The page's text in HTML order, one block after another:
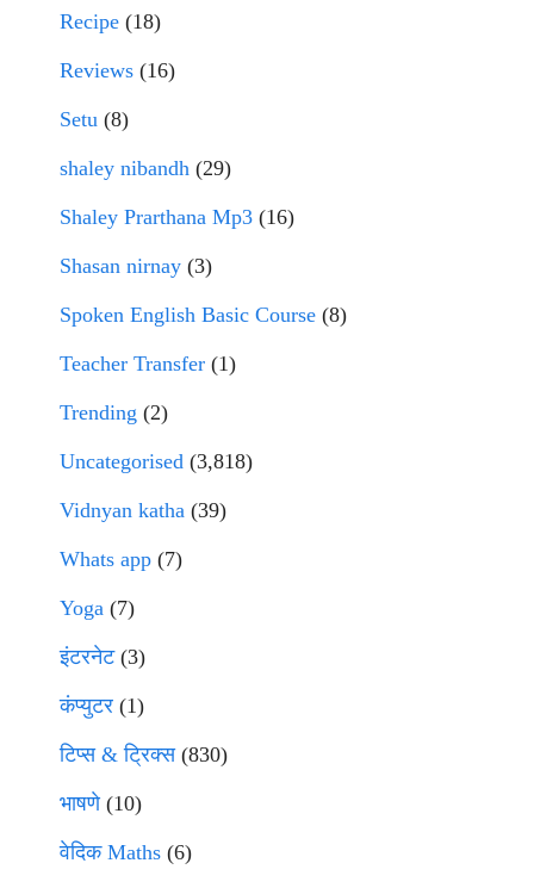
Recipe (18)
Reviews (16)
Setu (8)
shaley nibandh (29)
Shaley Prarthana Mp3 (16)
Shasan nirnay (3)
Spoken English Basic Course (8)
Teacher Transfer (1)
Trending (2)
Uncategorised (3,818)
Vidnyan katha (39)
Whats app (7)
Yoga (7)
इंटरनेट(3)
कंप्युटर (1)
टिप्स & ट्रिक्स(830)
भाषणे(10)
वेदिक Maths (6)